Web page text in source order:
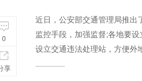
近日，公安部交通管理局推出
监控手段，加强监督;各地要
设立交通违法处理站，方便外
0
享